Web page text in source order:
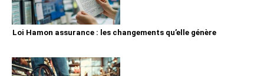
Loi Hamon assurance : les changements qu’elle génère